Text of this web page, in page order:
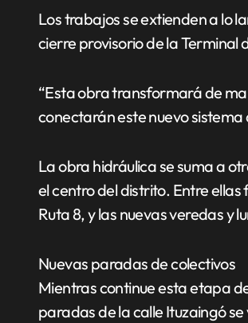
Los trabajos se extienden a lo
cierre provisorio de la Terminal
“Esta obra transformará de
conectarán este nuevo sistema
La obra hidráulica se suma a
el centro del distrito. Entre
Ruta 8, y las nuevas veredas y
Nuevas paradas de colectivos
Mientras continue esta etapa
paradas de la calle Ituzaingó